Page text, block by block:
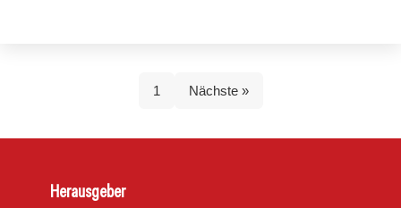
1 Nächste »
Herausgeber